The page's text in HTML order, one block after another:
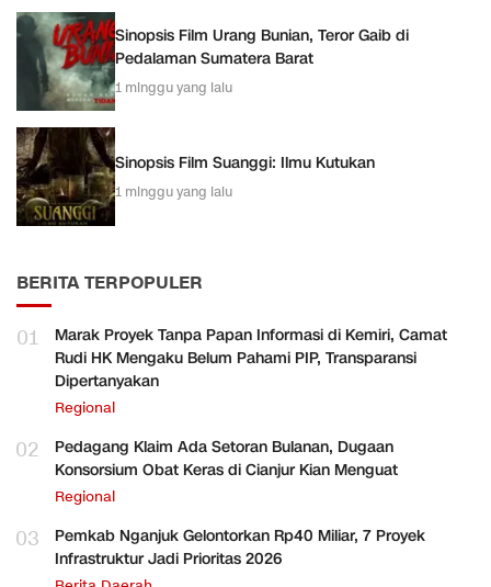
Sinopsis Film Urang Bunian, Teror Gaib di
Pedalaman Sumatera Barat
1 minggu yang lalu
Sinopsis Film Suanggi: Ilmu Kutukan
1 minggu yang lalu
BERITA TERPOPULER
01
Marak Proyek Tanpa Papan Informasi di Kemiri, Camat
Rudi HK Mengaku Belum Pahami PIP, Transparansi
Dipertanyakan
Regional
02
Pedagang Klaim Ada Setoran Bulanan, Dugaan
Konsorsium Obat Keras di Cianjur Kian Menguat
Regional
03
Pemkab Nganjuk Gelontorkan Rp40 Miliar, 7 Proyek
Infrastruktur Jadi Prioritas 2026